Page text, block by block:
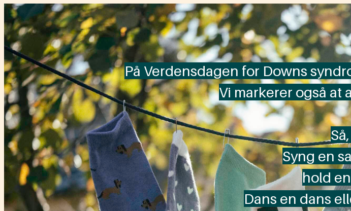
På Verdensdagen for Downs
Vi markerer også at
Så, ​
Syng en
hold
Dans en dans